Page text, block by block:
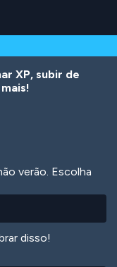
XP, subir de
verão. Escolha
disso!